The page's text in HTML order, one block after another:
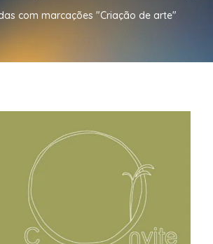
com marcações "Criação de arte"